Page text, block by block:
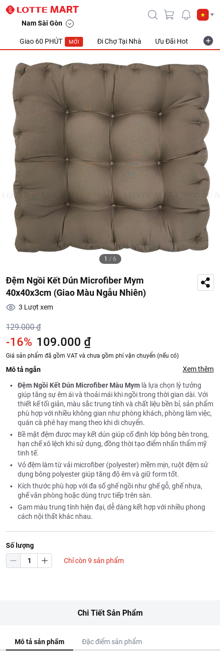
Nam Sài Gòn
Giao 60 PHÚT MỚI Đi Chợ Tại Nhà Ưu Đãi Hot
1 / 6
Đệm Ngồi Kết Dún Microfiber Mym
40x40x3cm (Giao Màu Ngẫu Nhiên)
3 Lượt xem
129.000 ₫
-16% 109.000 ₫
Giá sản phẩm đã gồm VAT và chưa gồm phí vận chuyển (nếu có)
Mô tả ngắn Xem thêm
Đệm Ngồi Kết Dún Microfiber Màu Mym là lựa chọn lý tưởng
giúp tăng sự êm ái và thoải mái khi ngồi trong thời gian dài. Với
thiết kế tối giản, màu sắc trung tính và chất liệu bền bỉ, sản phẩm
phù hợp với nhiều không gian như phòng khách, phòng làm việc,
quán cà phê hay mang theo khi di chuyển.
Bề mặt đệm được may kết dún giúp cố định lớp bông bên trong,
hạn chế xô lệch khi sử dụng, đồng thời tạo điểm nhấn thẩm mỹ
tinh tế.
Vỏ đệm làm từ vải microfiber (polyester) mềm mịn, ruột đệm sử
dụng bông polyester giúp tăng độ êm và giữ form tốt.
Kích thước phù hợp với đa số ghế ngồi như ghế gỗ, ghế nhựa,
ghế văn phòng hoặc dùng trực tiếp trên sàn.
Gam màu trung tính hiện đại, dễ dàng kết hợp với nhiều phong
cách nội thất khác nhau.
Số lượng
Chỉ còn 9 sản phẩm
Chi Tiết Sản Phẩm
Mô tả sản phẩm Đặc điểm sản phẩm